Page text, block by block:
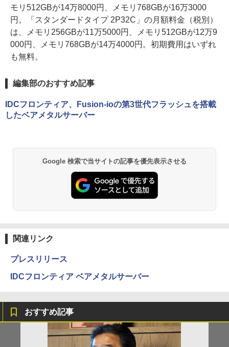
モリ512GBが14万8000円、メモリ768GBが16万3000
円。「スタンダードタイプ 2P32C」の月額料金（税別）
は、メモリ256GBが11万5000円、メモリ512GBが12万9
000円、メモリ768GBが14万4000円。初期費用はいずれ
も無料。
編集部のおすすめ記事
IDCフロンティア、Fusion-ioの第3世代フラッシュを搭載
したベアメタルサーバー
Google 検索で当サイトの記事を優先表示させる
関連リンク
プレスリリース
IDCフロンティア ベアメタルサーバー
おすすめ記事